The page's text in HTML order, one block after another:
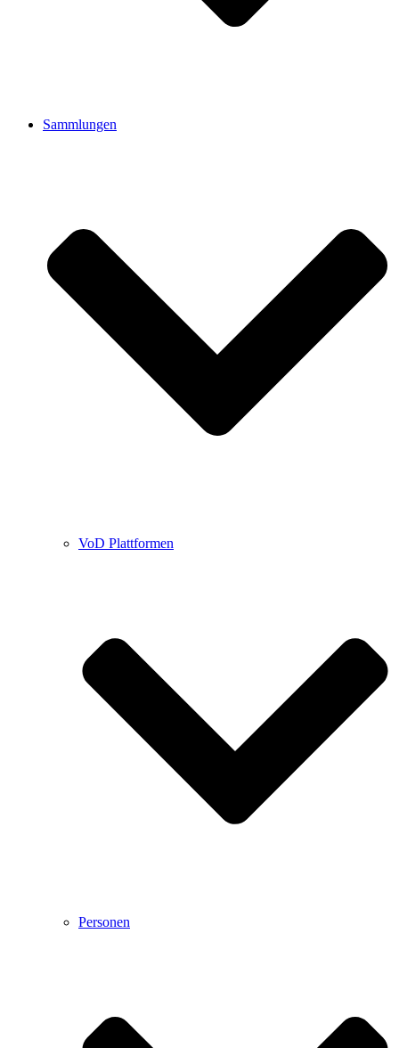
Sammlungen
VoD Plattformen
Personen